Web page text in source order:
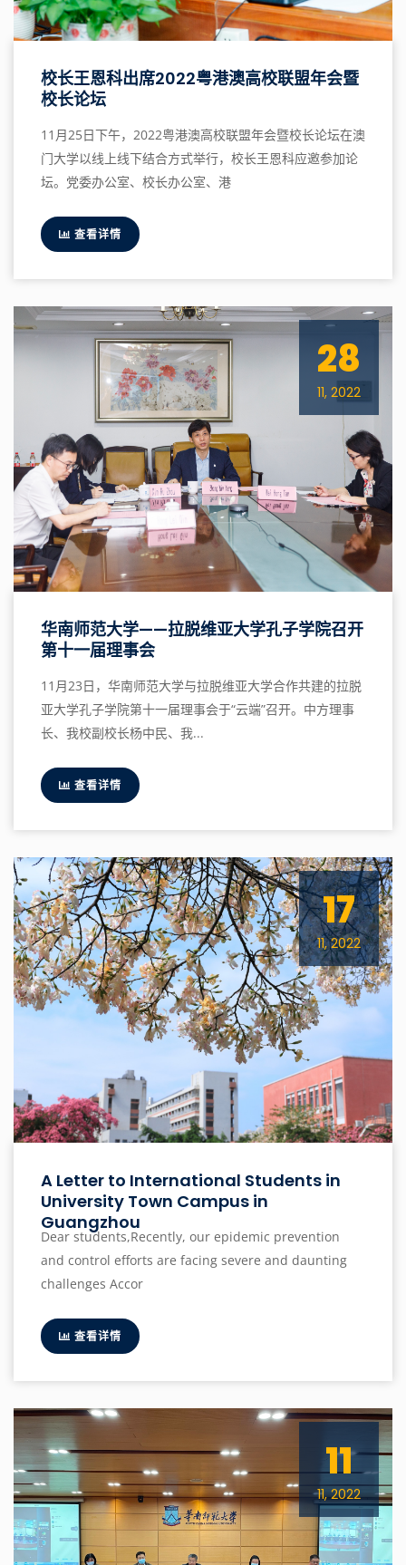
校长王恩科出席2022粤港澳高校联盟年会暨
校长论坛
11月25日下午，2022粤港澳高校联盟年会暨校长论坛在澳
门大学以线上线下结合方式举行，校长王恩科应邀参加论
坛。党委办公室、校长办公室、港
查看详情
28
11, 2022
华南师范大学——拉脱维亚大学孔子学院召开
第十一届理事会
11月23日，华南师范大学与拉脱维亚大学合作共建的拉脱
亚大学孔子学院第十一届理事会于“云端”召开。中方理事
长、我校副校长杨中民、我...
查看详情
17
11, 2022
A Letter to International Students in
University Town Campus in
Guangzhou
Dear students,Recently, our epidemic prevention
and control efforts are facing severe and daunting
challenges Accor
查看详情
11
11, 2022